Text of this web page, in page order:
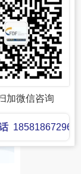
加微信咨询
18581867296